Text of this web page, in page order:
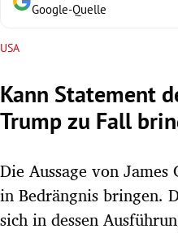
Untermenü
Google-Quelle
USA
Kann Statement
Trump zu Fall
Die Aussage von
in Bedrängnis bringen.
sich in dessen